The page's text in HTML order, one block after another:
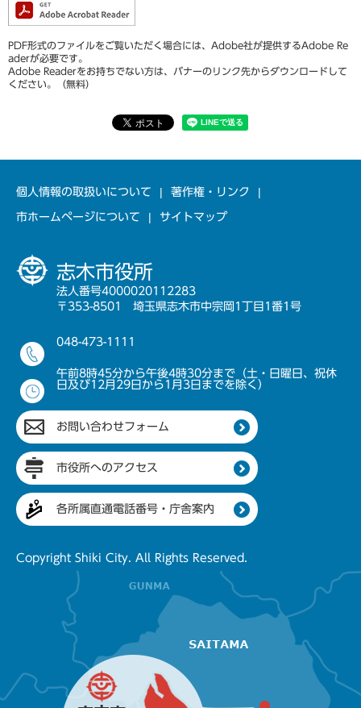
PDF形式のファイルをご覧いただく場合には、Adobe社が提供するAdobe Re
aderが必要です。
Adobe Readerをお持ちでない方は、バナーのリンク先からダウンロードして
ください。（無料）
個人情報の取扱いについて 著作権・リンク
市ホームページについて サイトマップ
志木市役所
法人番号4000020112283
〒353-8501 埼玉県志木市中宗岡1丁目1番1号
048-473-1111
午前8時45分から午後4時30分まで（土・日曜日、祝休
日及び12月29日から1月3日までを除く）
お問い合わせフォーム
市役所へのアクセス
各所属直通電話番号・庁舎案内
Copyright Shiki City. All Rights Reserved.